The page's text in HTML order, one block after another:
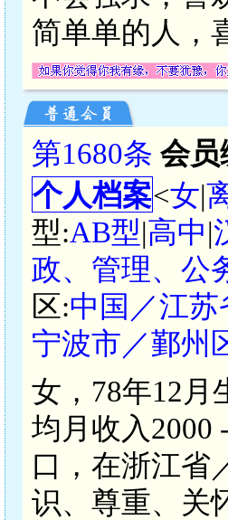
简单单的人
第1680条 会员
个人档案<女|
型:AB型|高中|
政、管理、公
区:中国／江
宁波市／鄞州
女，78年12月
均月收入2000
口，在浙江省
识、尊重、关